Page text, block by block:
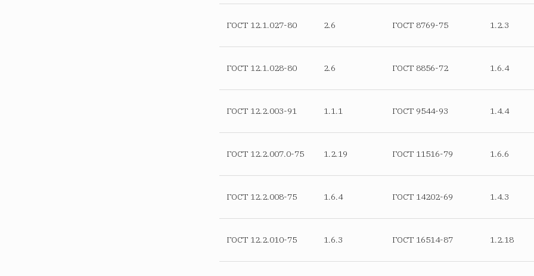
ГОСТ 12.1.027-80 2.6 ГОСТ 8769-75 1.2.3
ГОСТ 12.1.028-80 2.6 ГОСТ 8856-72 1.6.4
ГОСТ 12.2.003-91 1.1.1 ГОСТ 9544-93 1.4.4
ГОСТ 12.2.007.0-75 1.2.19 ГОСТ 11516-79 1.6.6
ГОСТ 12.2.008-75 1.6.4 ГОСТ 14202-69 1.4.3
ГОСТ 12.2.010-75 1.6.3 ГОСТ 16514-87 1.2.18